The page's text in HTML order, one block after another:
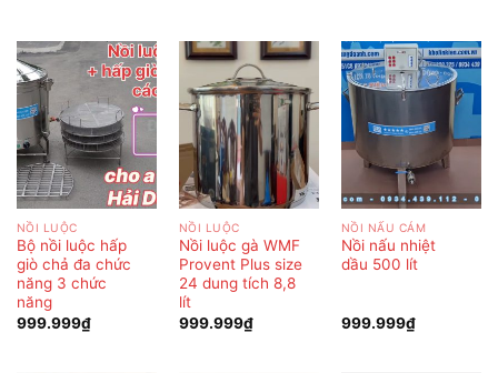
NỒI LUỘC
Bộ nồi luộc hấp
giò chả đa chức
năng 3 chức
năng
999.999₫
NỒI LUỘC
Nồi luộc gà WMF
Provent Plus size
24 dung tích 8,8
lít
999.999₫
NỒI NẤU CÁM
Nồi nấu nhiệt
dầu 500 lít
999.999₫